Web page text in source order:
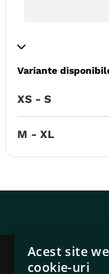
Specie
Indicatii Speciale
Durata protectiei
Variante
XS - S
M - XL
Acest site
cookie-uri